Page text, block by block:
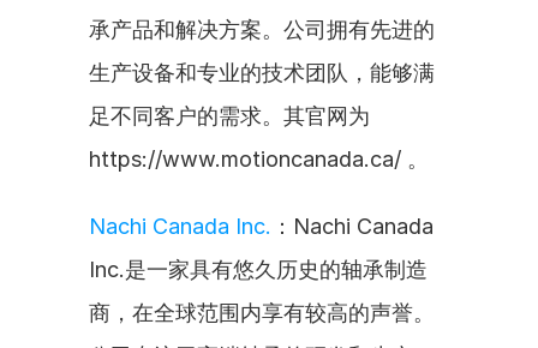
承产品和解决方案。公司拥有先进的
生产设备和专业的技术团队，能够满
足不同客户的需求。其官网为
https://www.motioncanada.ca/ 。
Nachi Canada Inc. ：Nachi Canada
Inc.是一家具有悠久历史的轴承制造
商，在全球范围内享有较高的声誉。